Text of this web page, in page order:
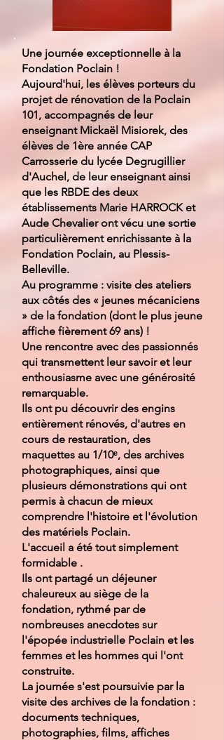
Une journée exceptionnelle à la
Fondation Poclain !
Aujourd'hui, les élèves porteurs du
projet de rénovation de la Poclain
101, accompagnés de leur
enseignant Mickaël Misiorek, des
élèves de 1ère année CAP
Carrosserie du lycée Degrugillier
d'Auchel, de leur enseignant ainsi
que les RBDE des deux
établissements Marie HARROCK et
Aude Chevalier ont vécu une sortie
particulièrement enrichissante à la
Fondation Poclain, au Plessis-
Belleville.
Au programme : visite des ateliers
aux côtés des « jeunes mécaniciens
» de la fondation (dont le plus jeune
affiche fièrement 69 ans) !
Une rencontre avec des passionnés
qui transmettent leur savoir et leur
enthousiasme avec une générosité
remarquable.
Ils ont pu découvrir des engins
entièrement rénovés, d'autres en
cours de restauration, des
maquettes au 1/10ᵉ, des archives
photographiques, ainsi que
plusieurs démonstrations qui ont
permis à chacun de mieux
comprendre l'histoire et l'évolution
des matériels Poclain.
L'accueil a été tout simplement
formidable .
Ils ont partagé un déjeuner
chaleureux au siège de la
fondation, rythmé par de
nombreuses anecdotes sur
l'épopée industrielle Poclain et les
femmes et les hommes qui l'ont
construite.
La journée s'est poursuivie par la
visite des archives de la fondation :
documents techniques,
photographies, films, affiches